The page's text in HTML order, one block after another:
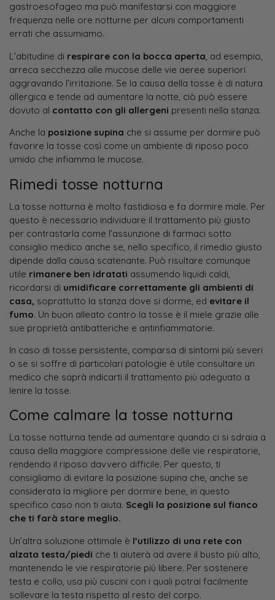
gastroesofageo ma può manifestarsi con maggiore
frequenza nelle ore notturne per alcuni comportamenti
errati che assumiamo.
L’abitudine di respirare con la bocca aperta, ad esempio,
arreca secchezza alle mucose delle vie aeree superiori
aggravando l’irritazione. Se la causa della tosse è di natura
allergica e tende ad aumentare la notte, ciò può essere
dovuto al contatto con gli allergeni presenti nella stanza.
Anche la posizione supina che si assume per dormire può
favorire la tosse così come un ambiente di riposo poco
umido che infiamma le mucose.
Rimedi tosse notturna
La tosse notturna è molto fastidiosa e fa dormire male. Per
questo è necessario individuare il trattamento più giusto
per contrastarla come l’assunzione di farmaci sotto
consiglio medico anche se, nello specifico, il rimedio giusto
dipende dalla causa scatenante. Può risultare comunque
utile rimanere ben idratati assumendo liquidi caldi,
ricordarsi di umidificare correttamente gli ambienti di
casa, soprattutto la stanza dove si dorme, ed evitare il
fumo. Un buon alleato contro la tosse è il miele grazie alle
sue proprietà antibatteriche e antinfiammatorie.
In caso di tosse persistente, comparsa di sintomi più severi
o se si soffre di particolari patologie è utile consultare un
medico che saprà indicarti il trattamento più adeguato a
lenire la tosse.
Come calmare la tosse notturna
La tosse notturna tende ad aumentare quando ci si sdraia a
causa della maggiore compressione delle vie respiratorie,
rendendo il riposo davvero difficile. Per questo, ti
consigliamo di evitare la posizione supina che, anche se
considerata la migliore per dormire bene, in questo
specifico caso non ti aiuta. Scegli la posizione sul fianco
che ti farà stare meglio.
Un’altra soluzione ottimale è l’utilizzo di una rete con
alzata testa/piedi che ti aiuterà ad avere il busto più alto,
mantenendo le vie respiratorie più libere. Per sostenere
testa e collo, usa più cuscini con i quali potrai facilmente
sollevare la testa rispetto al resto del corpo.